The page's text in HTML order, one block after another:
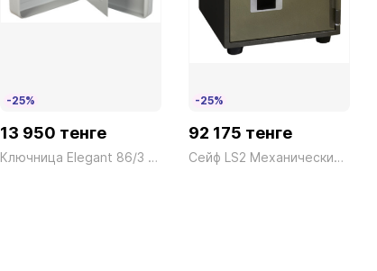
-25%
13 950 тенге
Ключница Elegant 86/3 84ключа Technomax 6кг
-25%
92 175 тенге
Сейф LS2 Механический President ш329*г350*в444 28кг